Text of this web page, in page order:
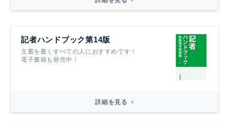
記者ハンドブック第14版
文書を書くすべての人におすすめです！
電子書籍も発売中！
詳細を見る